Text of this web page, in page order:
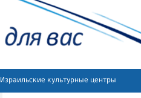
Израильские культурные центры